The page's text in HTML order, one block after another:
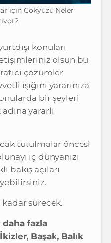
için Gökyüzü Neler
konuları
olsun bu
çözümler
ışığını yararınıza
bir şeyleri
yararlı
tutulmalar öncesi
iç dünyanızı
bakış açıları
sürecek.
fazla
Başak, Balık